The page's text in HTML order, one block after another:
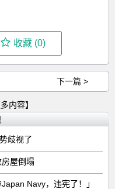
收藏 (0)
下一篇 >
内容】
歧视了
屋倒塌
Navy，违宪了！」